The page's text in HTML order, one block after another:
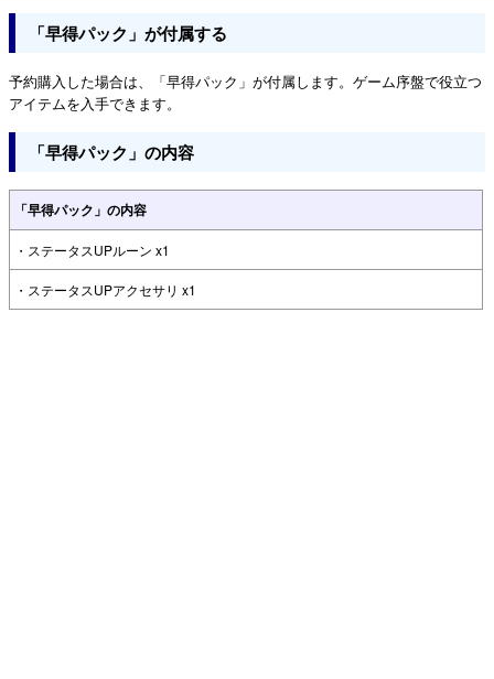
「早得パック」が付属する
予約購入した場合は、「早得パック」が付属します。ゲーム序盤で役立つ
アイテムを入手できます。
「早得パック」の内容
「早得パック」の内容
・ステータスUPルーン x1
・ステータスUPアクセサリ x1